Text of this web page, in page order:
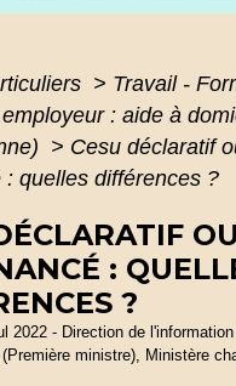
> Travail -
: aide à
> Cesu déclaratif
: quelles différences ?
:
?
2022 - Direction de
ministre), Ministère